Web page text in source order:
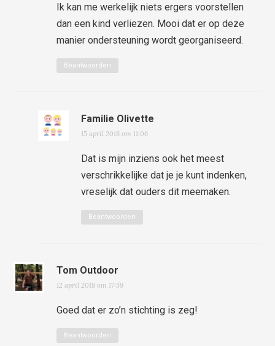
Ik kan me werkelijk niets ergers voorstellen
dan een kind verliezen. Mooi dat er op deze
manier ondersteuning wordt georganiseerd.
Beantwoorden
Familie Olivette
15 april 2018 om 11:06
Dat is mijn inziens ook het meest
verschrikkelijke dat je je kunt indenken,
vreselijk dat ouders dit meemaken.
Beantwoorden
Tom Outdoor
12 april 2018 om 17:59
Goed dat er zo’n stichting is zeg!
Beantwoorden